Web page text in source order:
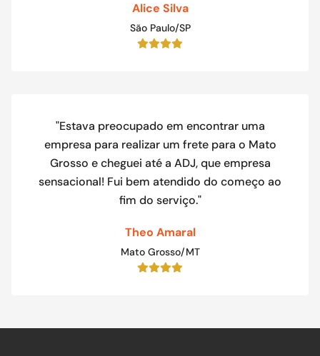
Alice Silva
São Paulo/SP
"Estava preocupado em encontrar uma
empresa para realizar um frete para o Mato
Grosso e cheguei até a ADJ, que empresa
sensacional! Fui bem atendido do começo ao
fim do serviço."
Theo Amaral
Mato Grosso/MT